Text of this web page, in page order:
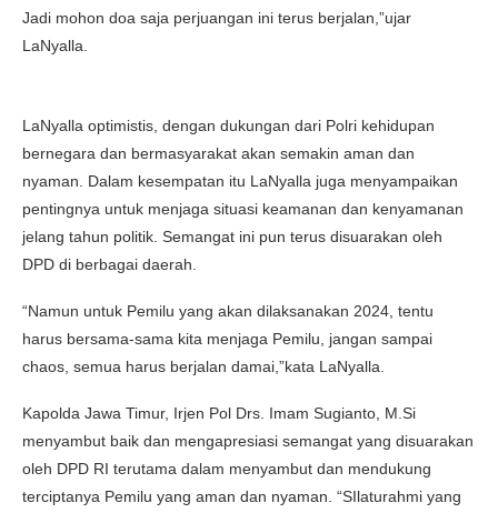
Jadi mohon doa saja perjuangan ini terus berjalan,”ujar
LaNyalla.
LaNyalla optimistis, dengan dukungan dari Polri kehidupan
bernegara dan bermasyarakat akan semakin aman dan
nyaman. Dalam kesempatan itu LaNyalla juga menyampaikan
pentingnya untuk menjaga situasi keamanan dan kenyamanan
jelang tahun politik. Semangat ini pun terus disuarakan oleh
DPD di berbagai daerah.
“Namun untuk Pemilu yang akan dilaksanakan 2024, tentu
harus bersama-sama kita menjaga Pemilu, jangan sampai
chaos, semua harus berjalan damai,”kata LaNyalla.
Kapolda Jawa Timur, Irjen Pol Drs. Imam Sugianto, M.Si
menyambut baik dan mengapresiasi semangat yang disuarakan
oleh DPD RI terutama dalam menyambut dan mendukung
terciptanya Pemilu yang aman dan nyaman. “SIlaturahmi yang